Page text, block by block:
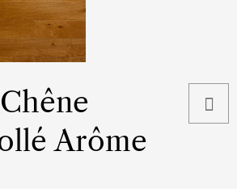
Arôme